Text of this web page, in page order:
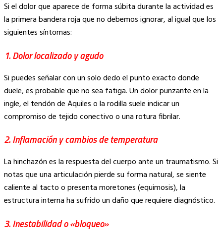
Si el dolor que aparece de forma súbita durante la actividad es
la primera bandera roja que no debemos ignorar, al igual que los
siguientes síntomas:
1. Dolor localizado y agudo
Si puedes señalar con un solo dedo el punto exacto donde
duele, es probable que no sea fatiga. Un dolor punzante en la
ingle, el tendón de Aquiles o la rodilla suele indicar un
compromiso de tejido conectivo o una rotura fibrilar.
2. Inflamación y cambios de temperatura
La hinchazón es la respuesta del cuerpo ante un traumatismo. Si
notas que una articulación pierde su forma natural, se siente
caliente al tacto o presenta moretones (equimosis), la
estructura interna ha sufrido un daño que requiere diagnóstico.
3. Inestabilidad o «bloqueo»